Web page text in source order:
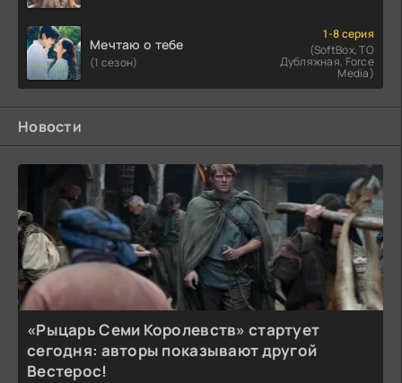
Мечтаю о тебе
(1 сезон)
1-8 серия
(SoftBox, ТО
Дубляжная, Force
Media)
Новости
«Рыцарь Семи Королевств» стартует
сегодня: авторы показывают другой
Вестерос!